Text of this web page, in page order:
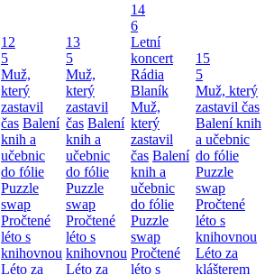
12
5
Muž,
který
zastavil
čas Balení
knih a
učebnic
do fólie
Puzzle
swap
Pročtené
léto s
knihovnou
Léto za
13
5
Muž,
který
zastavil
čas Balení
knih a
učebnic
do fólie
Puzzle
swap
Pročtené
léto s
knihovnou
Léto za
14
6
Letní
koncert
Rádia
Blaník
Muž,
který
zastavil
čas Balení
knih a
učebnic
do fólie
Puzzle
swap
Pročtené
léto s
15
5
Muž, který
zastavil čas
Balení knih
a učebnic
do fólie
Puzzle
swap
Pročtené
léto s
knihovnou
Léto za
klášterem